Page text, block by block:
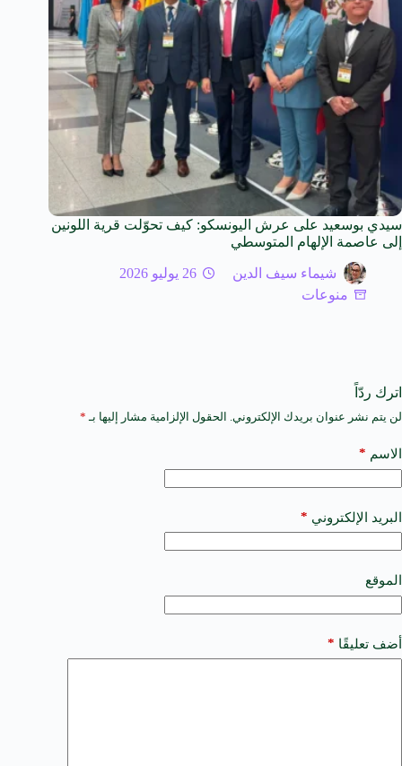
سيدي بوسعيد على عرش اليونسكو: كيف تحوّلت قرية اللونين
إلى عاصمة الإلهام المتوسطي
شيماء سيف الدين
26 يوليو 2026
منوعات
اترك ردّاً
لن يتم نشر عنوان بريدك الإلكتروني. الحقول الإلزامية مشار إليها بـ *
الاسم *
البريد الإلكتروني *
الموقع
أضف تعليقًا *
A
t
e
a
t
i
e
: